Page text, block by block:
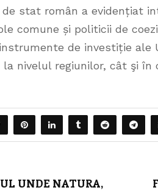
de stat român a evidențiat
comune și politicii de
de investiție ale
nivelul regiunilor, cât şi
UNDE NATURA,